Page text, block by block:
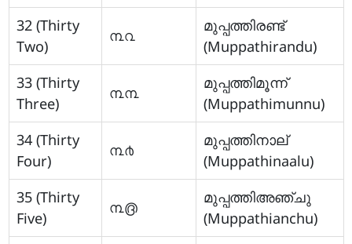
32 (Thirty
Two)
൩൨
മുപ്പത്തിരണ്ട്
(Muppathirandu)
33 (Thirty
Three)
൩൩
മുപ്പത്തിമൂന്ന്
(Muppathimunnu)
34 (Thirty
Four)
൩൪
മുപ്പത്തിനാല്
(Muppathinaalu)
35 (Thirty
Five)
൩൫
മുപ്പത്തിഅഞ്ചു
(Muppathianchu)